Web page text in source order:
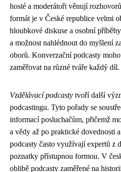
hosté a moderátoři věnují
formát je v České republice velmi
hloubkové diskuse a osobní
a možnost nahlédnout do myšlení
oborů. Konverzační podcasty
zaměřovat na různé tváře každý díl.
Vzdělávací podcasty tvoří další
podcastingu. Tyto pořady se
informací posluchačům, přičemž
a vědy až po praktické dovednosti
podcasty často využívají expertů z
poznatky přístupnou formou. V
oblibě podcasty zaměřené na